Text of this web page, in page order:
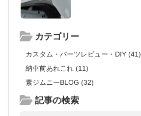
カテゴリー
カスタム・パーツレビュー・DIY (41)
納車前あれこれ (11)
素ジムニーBLOG (32)
記事の検索